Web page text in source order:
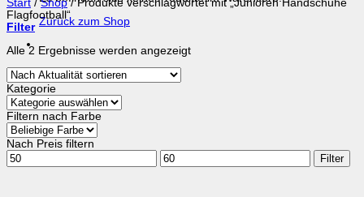
Zurück zum Shop
Start / Shop /Produkte verschlagwortet mit „Junioren Handschuhe
Flagfootball“
Filter
Alle 2 Ergebnisse werden angezeigtNach
Kategorie
Filtern nach Farbe
Nach Preis filtern
Min.
Preis
Max.
Preis
Filter